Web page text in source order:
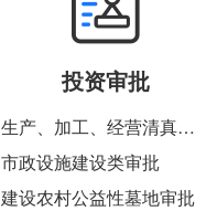
投资审批
生产、加工、经营清真食品审批
市政设施建设类审批
建设农村公益性墓地审批